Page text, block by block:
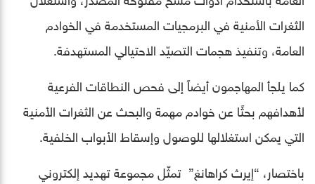
الثغرات الأمنية في البرمجيات المستخدمة في الخوادم
العامة، وتنفيذ هجمات التصيّد الاحتيالي المستهدفة.
كما يلجأ المهاجمون أيضاً إلى فحص النطاقات الفرعية
لأهدافهم بحثًا عن خوادم مهمة والبحث عن الثغرات الأمنية
التي يمكن استغلالها للوصول وإسقاط الأبواب الخلفية.
باختصار، “إيرث كراهانغ” تمثّل مجموعة تهديد إلكتروني